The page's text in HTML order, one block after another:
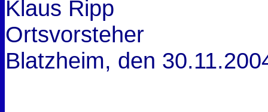
Klaus Ripp
Ortsvorsteher
Blatzheim, den